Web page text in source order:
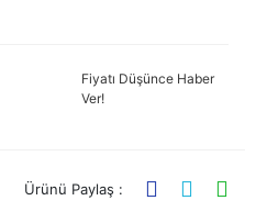
Fiyatı Düşünce Haber
Ver!
Ürünü Paylaş :